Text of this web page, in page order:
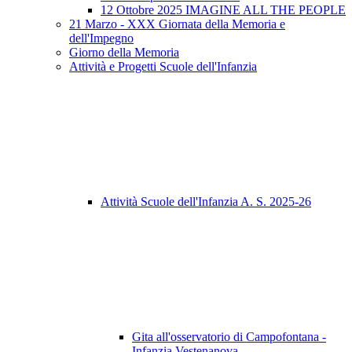
12 Ottobre 2025 IMAGINE ALL THE PEOPLE
21 Marzo - XXX Giornata della Memoria e
dell'Impegno
Giorno della Memoria
Attività e Progetti Scuole dell'Infanzia
Attività Scuole dell'Infanzia A. S. 2025-26
Gita all'osservatorio di Campofontana -